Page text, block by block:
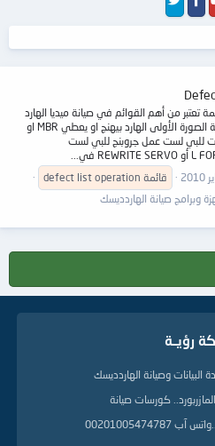
تعتبر من أهم القوائم في صيانة ميديا الهارد
تابع الصور مناقشة بعض ما تحتوية الصورة الأولى الهارد بيهنج او يعطي MBR او
للبي لست عمل جروبنج للبي لست
قائمة defect list operation
وبرامج صيانة الهاردديسك
رؤيــة
وصيانة الهاردديسك
كورسات صيانة